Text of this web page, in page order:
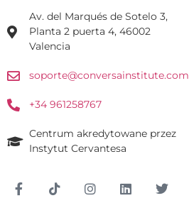
Av. del Marqués de Sotelo 3,
Planta 2 puerta 4, 46002
Valencia
soporte@conversainstitute.com
+34 961258767
Centrum akredytowane przez
Instytut Cervantesa